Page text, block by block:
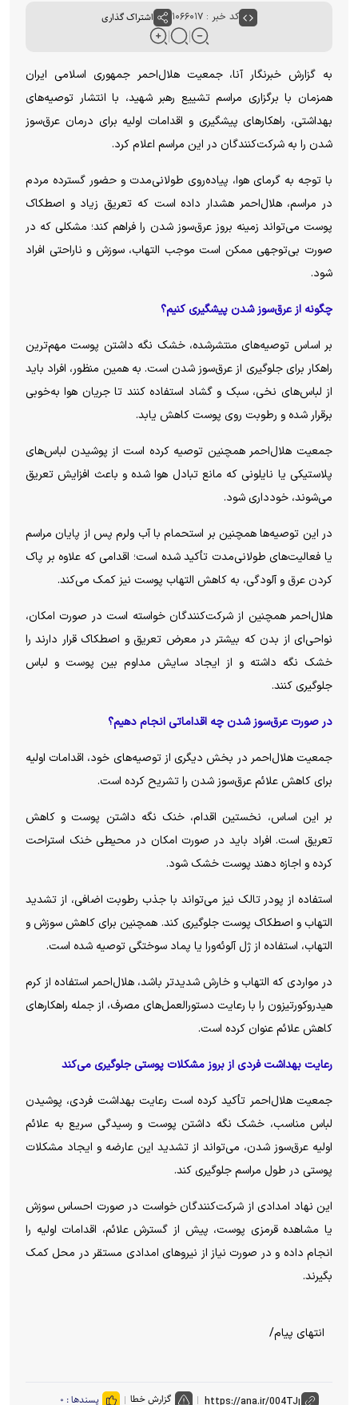
کد خبر : ۱۰۶۶۰۱۷ اشتراک گذاری
به گزارش خبرنگار آنا، جمعیت هلال‌احمر جمهوری اسلامی ایران
همزمان با برگزاری مراسم تشییع رهبر شهید، با انتشار توصیه‌های
بهداشتی، راهکار‌های پیشگیری و اقدامات اولیه برای درمان عرق‌سوز
شدن را به شرکت‌کنندگان در این مراسم اعلام کرد.
با توجه به گرمای هوا، پیاده‌روی طولانی‌مدت و حضور گسترده مردم
در مراسم، هلال‌احمر هشدار داده است که تعریق زیاد و اصطکاک
پوست می‌تواند زمینه بروز عرق‌سوز شدن را فراهم کند؛ مشکلی که در
صورت بی‌توجهی ممکن است موجب التهاب، سوزش و ناراحتی افراد
شود.
چگونه از عرق‌سوز شدن پیشگیری کنیم؟
بر اساس توصیه‌های منتشرشده، خشک نگه داشتن پوست مهم‌ترین
راهکار برای جلوگیری از عرق‌سوز شدن است. به همین منظور، افراد باید
از لباس‌های نخی، سبک و گشاد استفاده کنند تا جریان هوا به‌خوبی
برقرار شده و رطوبت روی پوست کاهش یابد.
جمعیت هلال‌احمر همچنین توصیه کرده است از پوشیدن لباس‌های
پلاستیکی یا نایلونی که مانع تبادل هوا شده و باعث افزایش تعریق
می‌شوند، خودداری شود.
در این توصیه‌ها همچنین بر استحمام با آب ولرم پس از پایان مراسم
یا فعالیت‌های طولانی‌مدت تأکید شده است؛ اقدامی که علاوه بر پاک
کردن عرق و آلودگی، به کاهش التهاب پوست نیز کمک می‌کند.
هلال‌احمر همچنین از شرکت‌کنندگان خواسته است در صورت امکان،
نواحی‌ای از بدن که بیشتر در معرض تعریق و اصطکاک قرار دارند را
خشک نگه داشته و از ایجاد سایش مداوم بین پوست و لباس
جلوگیری کنند.
در صورت عرق‌سوز شدن چه اقداماتی انجام دهیم؟
جمعیت هلال‌احمر در بخش دیگری از توصیه‌های خود، اقدامات اولیه
برای کاهش علائم عرق‌سوز شدن را تشریح کرده است.
بر این اساس، نخستین اقدام، خنک نگه داشتن پوست و کاهش
تعریق است. افراد باید در صورت امکان در محیطی خنک استراحت
کرده و اجازه دهند پوست خشک شود.
استفاده از پودر تالک نیز می‌تواند با جذب رطوبت اضافی، از تشدید
التهاب و اصطکاک پوست جلوگیری کند. همچنین برای کاهش سوزش و
التهاب، استفاده از ژل آلوئه‌ورا یا پماد سوختگی توصیه شده است.
در مواردی که التهاب و خارش شدیدتر باشد، هلال‌احمر استفاده از کرم
هیدروکورتیزون را با رعایت دستورالعمل‌های مصرف، از جمله راهکار‌های
کاهش علائم عنوان کرده است.
رعایت بهداشت فردی از بروز مشکلات پوستی جلوگیری می‌کند
جمعیت هلال‌احمر تأکید کرده است رعایت بهداشت فردی، پوشیدن
لباس مناسب، خشک نگه داشتن پوست و رسیدگی سریع به علائم
اولیه عرق‌سوز شدن، می‌تواند از تشدید این عارضه و ایجاد مشکلات
پوستی در طول مراسم جلوگیری کند.
این نهاد امدادی از شرکت‌کنندگان خواست در صورت احساس سوزش
یا مشاهده قرمزی پوست، پیش از گسترش علائم، اقدامات اولیه را
انجام داده و در صورت نیاز از نیرو‌های امدادی مستقر در محل کمک
بگیرند.
انتهای پیام/
گزارش خطا پسندها : ۰